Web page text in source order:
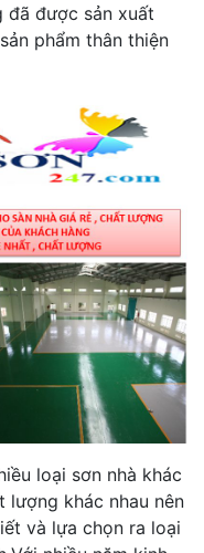
đã được sản xuất
phẩm thân thiện
loại sơn nhà khác
lượng khác nhau nên
và lựa chọn ra loại